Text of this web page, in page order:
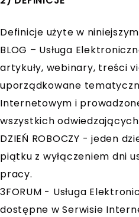
Definicje użyte w
BLOG – Usługa
artykuły, webinary, treści
uporządkowane
Internetowym i
wszystkich
DZIEŃ ROBOCZY - jeden
piątku z wyłączeniem dni
pracy.
3FORUM - Usługa
dostępne w Serwisie